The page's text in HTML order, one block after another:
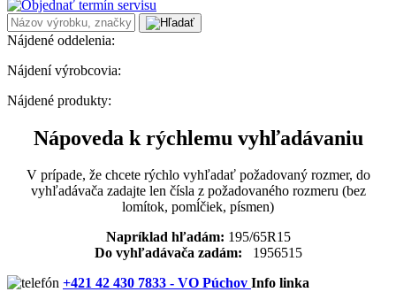
Nájdené oddelenia:
Nájdení výrobcovia:
Nájdené produkty:
Nápoveda k rýchlemu vyhľadávaniu
V prípade, že chcete rýchlo vyhľadať požadovaný rozmer, do
vyhľadávača zadajte len čísla z požadovaného rozmeru (bez
lomítok, pomĺčiek, písmen)
Napríklad hľadám: 195/65R15
Do vyhľadávača zadám: 1956515
+421 42 430 7833 - VO Púchov Info linka